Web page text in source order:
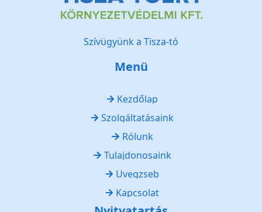
Szívügyünk a Tisza-tó
Menü
Kezdőlap
Szolgáltatásaink
Rólunk
Tulajdonosaink
Üvegzseb
Kapcsolat